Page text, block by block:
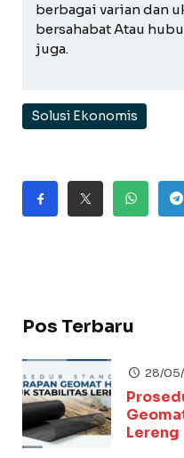
berbagai varian dan
bersahabat Atau
juga.
Solusi Ekonomis
Pos Terbaru
28/
Lereng